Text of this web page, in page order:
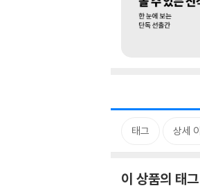
태그 상세
이 상품의 태그